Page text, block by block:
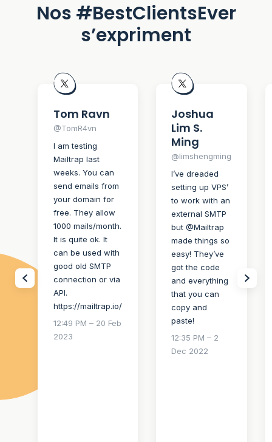
Nos #BestClientsEver
s’expriment
Tom Ravn
@TomR4vn
I am testing
Mailtrap last
weeks. You can
send emails from
your domain for
free. They allow
1000 mails/month.
It is quite ok. It
can be used with
good old SMTP
connection or via
API.
https://mailtrap.io/
12:49 PM – 20 Feb
2023
Joshua
Lim S.
Ming
@limshengming
I’ve dreaded
setting up VPS’
to work with an
external SMTP
but @Mailtrap
made things so
easy! They’ve
got the code
and everything
that you can
copy and
paste!
12:35 PM – 2
Dec 2022